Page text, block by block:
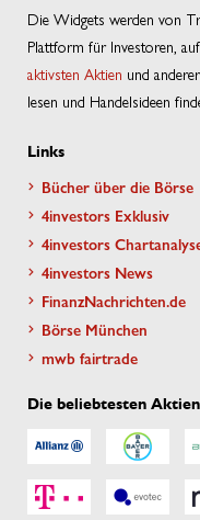
Die Widgets werden von
Plattform für Investoren,
aktivsten Aktien und
lesen und Handelsideen
Links
Bücher über die Börse
4investors Exklusiv
4investors
4investors News
FinanzNachrichten.de
Börse München
mwb fairtrade
Die beliebtesten